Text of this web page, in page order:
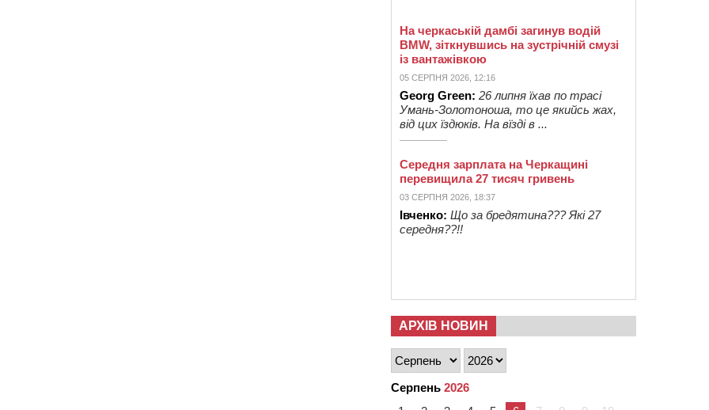
На черкаській дамбі загинув водій
BMW, зіткнувшись на зустрічній смузі
із вантажівкою
05 СЕРПНЯ 2026, 12:16
Georg Green: 26 липня їхав по трасі
Умань-Золотоноша, то це якийсь жах,
від цих їздюків. На вїзді в ...
Середня зарплата на Черкащині
перевищила 27 тисяч гривень
03 СЕРПНЯ 2026, 18:37
Івченко: Що за бредятина??? Які 27
середня??!!
АРХІВ НОВИН
Серпень 2026